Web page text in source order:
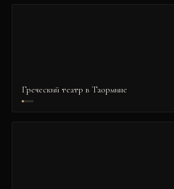
Греческий театр в Таормине